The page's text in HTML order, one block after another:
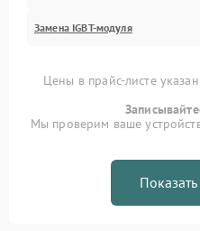
Замена IGBT-модуля
Цены в прайс-листе
Мы проверим ваше
Показать